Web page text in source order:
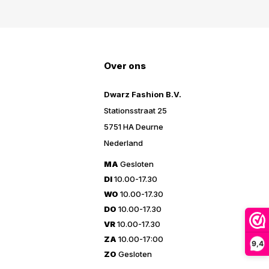
9,4
Over ons
Dwarz Fashion B.V.
Stationsstraat 25
5751 HA Deurne
Nederland
MA Gesloten
DI10.00-17.30
WO 10.00-17.30
DO 10.00-17.30
VR10.00-17.30
ZA 10.00-17:00
ZO Gesloten